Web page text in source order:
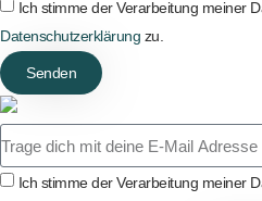
Ich stimme der Verarbeitung meiner
Datenschutzerklärung zu.
Senden
Ich stimme der Verarbeitung meiner